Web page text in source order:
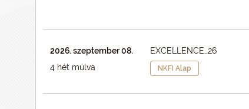
2026. szeptember 08.
4 hét múlva
EXCELLENCE_26
NKFI Alap